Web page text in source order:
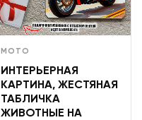
МОТО
ИНТЕРЬЕРНАЯ
КАРТИНА, ЖЕСТЯНАЯ
ТАБЛИЧКА
ЖИВОТНЫЕ НА